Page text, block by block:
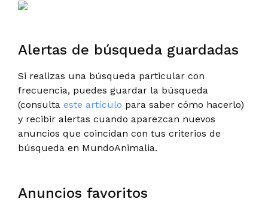
Alertas de búsqueda guardadas
Si realizas una búsqueda particular con
frecuencia, puedes guardar la búsqueda
(consulta este artículo para saber cómo hacerlo)
y recibir alertas cuando aparezcan nuevos
anuncios que coincidan con tus criterios de
búsqueda en MundoAnimalia.
Anuncios favoritos